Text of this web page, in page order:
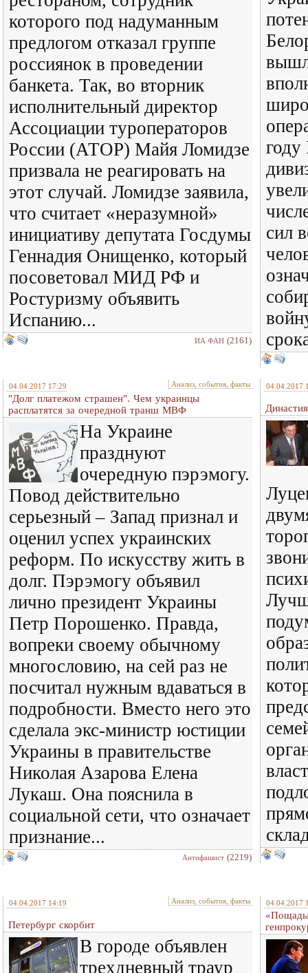
которого под надуманным
предлогом отказал группе
россиянок в проведении
банкета. Так, во вторник
исполнительный директор
Ассоциации туроператоров
России (АТОР) Майя Ломидзе
призвала не реагировать на
этот случай. Ломидзе заявила,
что считает «неразумной»
инициативу депутата Госдумы
Геннадия Онищенко, который
посоветовал МИД РФ и
Ростуризму объявить
Испанию...
ИА ФАН (2161)
году
сил
04.04.2017 17:29 Анализ, события, факты
"Долг платежом страшен". Чем украинцы
расплатятся за очередной транш МВФ
На Украине
празднуют
очередную пэрэмогу.
Повод действительно
серьезный – Запад признал и
оценил успех украинских
реформ. По искусству жить в
долг. Пэрэмогу объявил
лично президент Украины
Петр Порошенко. Правда,
вопреки своему обычному
многословию, на сей раз не
посчитал нужным вдаваться в
подробности. Вместо него это
сделала экс-министр юстиции
Украины в правительстве
Николая Азарова Елена
Лукаш. Она пояснила в
социальной сети, что означает
признание...
Антифашист (2219)
04.04.2017
04.04.2017 14:19 Анализ, события, факты
Петербург скорбит
В городе объявлен
трехдневный траур
04.04.2017
«Пощады